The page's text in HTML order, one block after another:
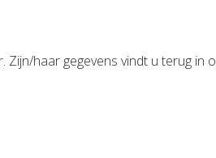
haar gegevens vindt u terug in